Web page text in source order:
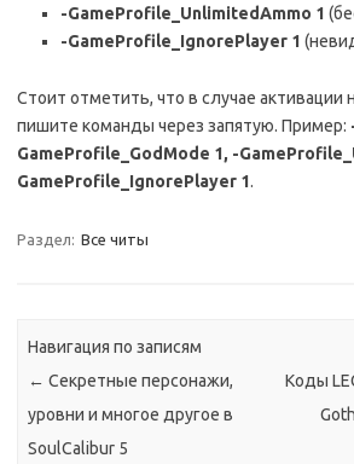
-GameProfile_UnlimitedAmmo 1
-GameProfile_IgnorePlayer 1
Стоит отметить, что в случае активации
пишите команды через запятую. Пример:
GameProfile_GodMode 1, -
GameProfile_IgnorePlayer 1.
Раздел: Все читы
Навигация по записям
← Секретные персонажи,
уровни и многое другое в
SoulCalibur 5
Коды